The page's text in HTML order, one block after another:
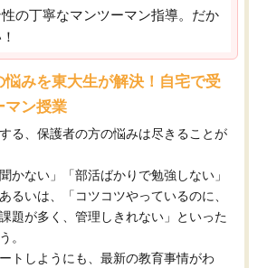
の丁寧なマンツーマン指導。だか
悩みを東大生が解決！自宅で受
マン授業
る、保護者の方の悩みは尽きることが
かない」「部活ばかりで勉強しない」
るいは、「コツコツやっているのに、
題が多く、管理しきれない」といった
。
トしようにも、最新の教育事情がわ